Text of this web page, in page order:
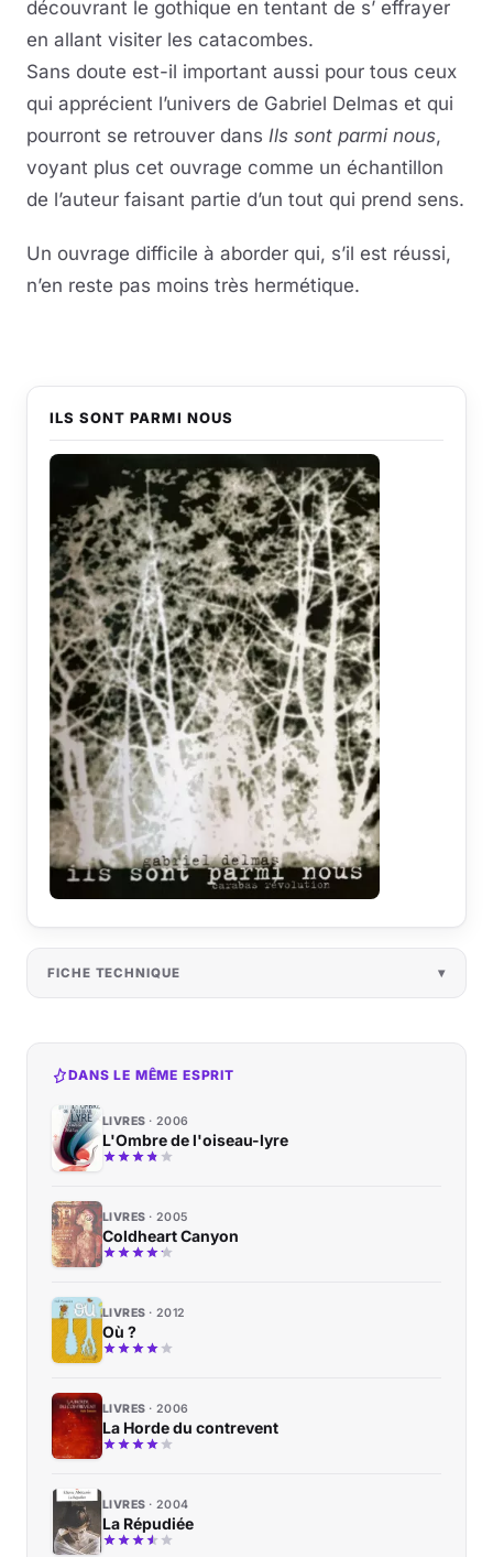
découvrant le gothique en tentant de s’ effrayer
en allant visiter les catacombes.
Sans doute est-il important aussi pour tous ceux
qui apprécient l’univers de Gabriel Delmas et qui
pourront se retrouver dans Ils sont parmi nous,
voyant plus cet ouvrage comme un échantillon
de l’auteur faisant partie d’un tout qui prend sens.
Un ouvrage difficile à aborder qui, s’il est réussi,
n’en reste pas moins très hermétique.
ILS SONT PARMI NOUS
FICHE TECHNIQUE
DANS LE MÊME ESPRIT
LIVRES 2006
L'Ombre de l'oiseau-lyre
LIVRES 2005
Coldheart Canyon
LIVRES 2012
Où ?
LIVRES 2006
La Horde du contrevent
LIVRES 2004
La Répudiée